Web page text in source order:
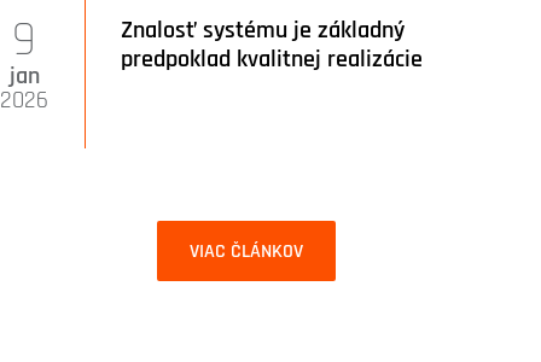
Znalosť systému je základný
predpoklad kvalitnej realizácie
9
jan
2026
VIAC ČLÁNKOV